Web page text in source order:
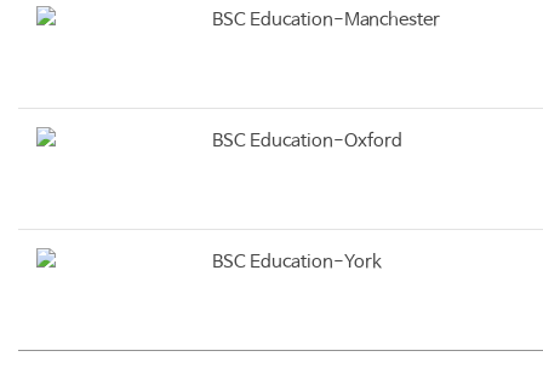
BSC Education-Manchester
BSC Education-Oxford
BSC Education-York